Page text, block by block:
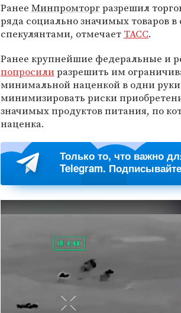
Ранее Минпромторг разрешил
ряда социально значимых товаров
спекулянтами, отмечает ТАСС.
Ранее крупнейшие федеральные и
попросилиразрешить им
минимальной наценкой в одни
минимизировать риски
значимых продуктов питания, по
наценка.
Только то, что важно
Telegram.